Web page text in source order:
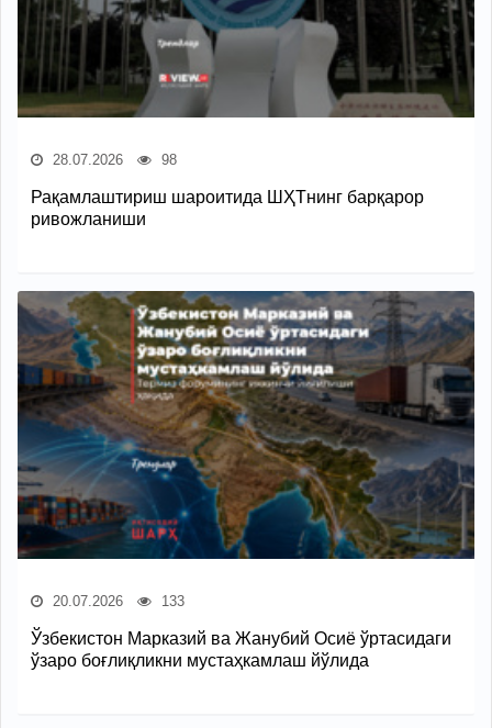
28.07.2026 98
Рақамлаштириш шароитида ШҲТнинг барқарор
ривожланиши
20.07.2026 133
Ўзбекистон Марказий ва Жанубий Осиё ўртасидаги
ўзаро боғлиқликни мустаҳкамлаш йўлида